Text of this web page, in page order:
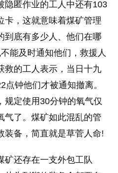
隐匿作业的工人中还有103
卡，这就意味着煤矿管理
到底有多少人、他们在哪
能及时通知他们，救援人
救的工人表示，当日十九
点钟他们才被通知撤离。
规定使用30分钟的氧气仅
气了。煤矿如此混乱的管
装备，简直就是草菅人命!
矿还存在一支外包工队